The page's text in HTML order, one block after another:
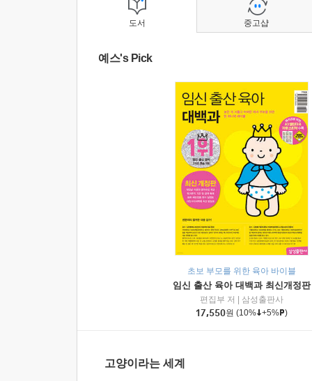
도서
예스's Pick
초보 부모를 위한 육아 바이블
임신 출산 육아 대백과 최신개정판
편집부 저
삼성출판사
17,550원 (10% +5% )
고양이라는 세계
중고샵